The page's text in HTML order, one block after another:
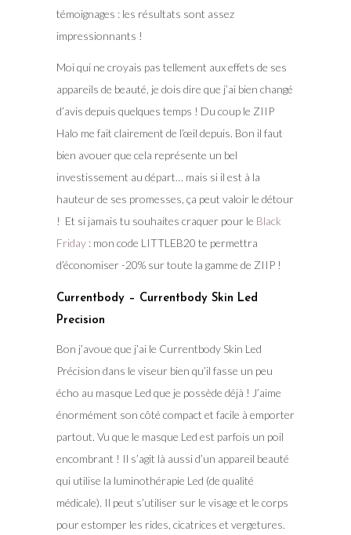
témoignages : les résultats sont assez
impressionnants !
Moi qui ne croyais pas tellement aux effets de ses
appareils de beauté, je dois dire que j’ai bien changé
d’avis depuis quelques temps ! Du coup le ZIIP
Halo me fait clairement de l’œil depuis. Bon il faut
bien avouer que cela représente un bel
investissement au départ… mais si il est à la
hauteur de ses promesses, ça peut valoir le détour
! Et si jamais tu souhaites craquer pour le Black
Friday: mon code LITTLEB20 te permettra
d’économiser -20% sur toute la gamme de ZIIP !
Currentbody – Currentbody Skin Led
Precision
Bon j’avoue que j’ai le Currentbody Skin Led
Précision dans le viseur bien qu’il fasse un peu
écho au masque Led que je possède déjà ! J’aime
énormément son côté compact et facile à emporter
partout. Vu que le masque Led est parfois un poil
encombrant ! Il s’agit là aussi d’un appareil beauté
qui utilise la luminothérapie Led (de qualité
médicale). Il peut s’utiliser sur le visage et le corps
pour estomper les rides, cicatrices et vergetures.